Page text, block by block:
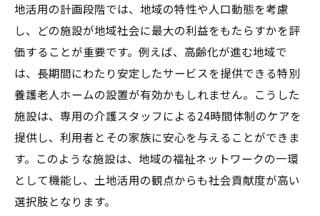
地活用の計画段階では、地域の特性や人口動態を考慮
し、どの施設が地域社会に最大の利益をもたらすかを評
価することが重要です。例えば、高齢化が進む地域で
は、長期間にわたり安定したサービスを提供できる特別
養護老人ホームの設置が有効かもしれません。こうした
施設は、専用の介護スタッフによる24時間体制のケアを
提供し、利用者とその家族に安心を与えることができま
す。このような施設は、地域の福祉ネットワークの一環
として機能し、土地活用の観点からも社会貢献度が高い
選択肢となります。